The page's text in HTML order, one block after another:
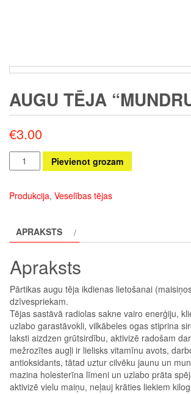
AUGU TĒJA
€3.00
Augu
tēja
daudzums
Pievienot grozam
Produkcija, Veselības tējas
APRAKSTS
Apraksts
Pārtikas augu tēja ikdienas lietošanai
dzīvespriekam.
Tējas sastāvā radiolas sakne vairo enerģiju,
uzlabo garastāvokli, vilkābeles ogas stiprina
laksti aizdzen grūtsirdību, aktivizē radošam
mežrozītes augļi ir lielisks vitamīnu avots,
antioksidants, tātad uztur cilvēku jaunu un
mazina holesterīna līmeni un uzlabo prāta
aktivizē vielu maiņu, neļauj krāties liekiem